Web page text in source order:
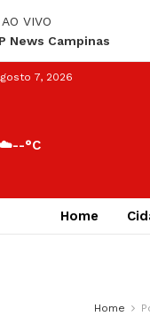
VIVO
News Campinas
7, 2026
☁️--°C
Home
Home